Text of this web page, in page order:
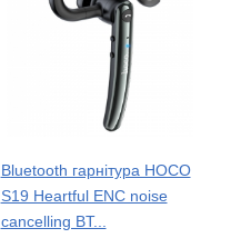
Bluetooth гарнітура HOCO
S19 Heartful ENC noise
cancelling BT...